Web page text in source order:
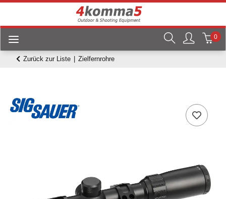
0
Zurück zur Liste Zielfernrohre